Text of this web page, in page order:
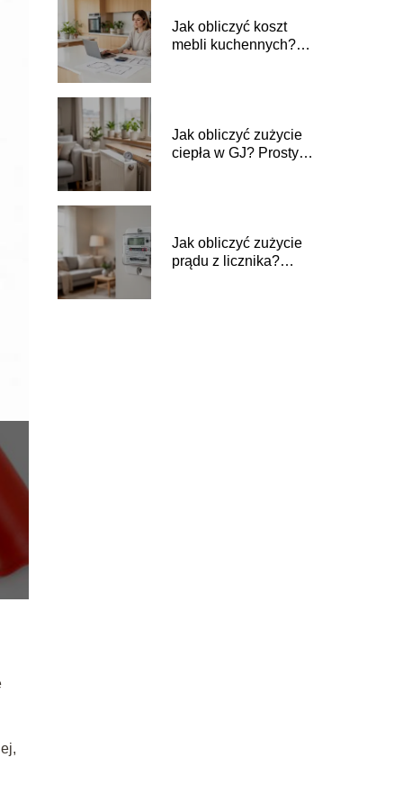
Jak obliczyć koszt
mebli kuchennych?
Jak obliczyć zużycie
ciepła w GJ? Prosty
Jak obliczyć zużycie
prądu z licznika?